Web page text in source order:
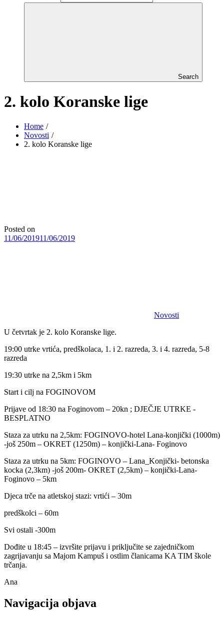
Search
2. kolo Koranske lige
Home
Novosti
2. kolo Koranske lige
Posted on
11/06/201911/06/2019
Novosti
U četvrtak je 2. kolo Koranske lige.
19:00 utrke vrtića, predškolaca, 1. i 2. razreda, 3. i 4. razreda, 5-8
razreda
19:30 utrke na 2,5km i 5km
Start i cilj na FOGINOVOM
Prijave od 18:30 na Foginovom – 20kn ; DJEČJE UTRKE -
BESPLATNO
Staza za utrku na 2,5km: FOGINOVO-hotel Lana-konjički (1000m)
-još 250m – OKRET (1250m) – konjički-Lana- Foginovo
Staza za utrku na 5km: FOGINOVO – Lana_Konjički- betonska
kocka (2,3km) -još 200m- OKRET (2,5km) – konjički-Lana-
Foginovo – 5km
Djeca trče na atletskoj stazi: vrtići – 30m
predškolci – 60m
Svi ostali -300m
Dođite u 18:45 – izvršite prijavu i priključite se zajedničkom
zagrijavanju sa Majom Kampuš i ostlim članicama KA TIM škole
trčanja.
Ana
Navigacija objava